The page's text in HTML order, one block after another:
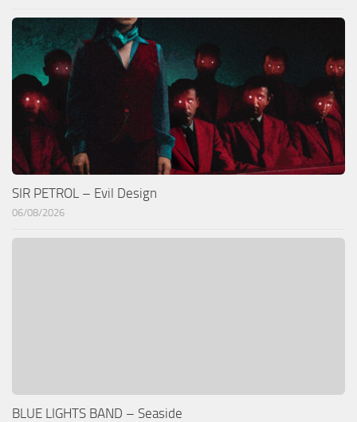
SIR PETROL – Evil Design
06/08/2026
BLUE LIGHTS BAND – Seaside